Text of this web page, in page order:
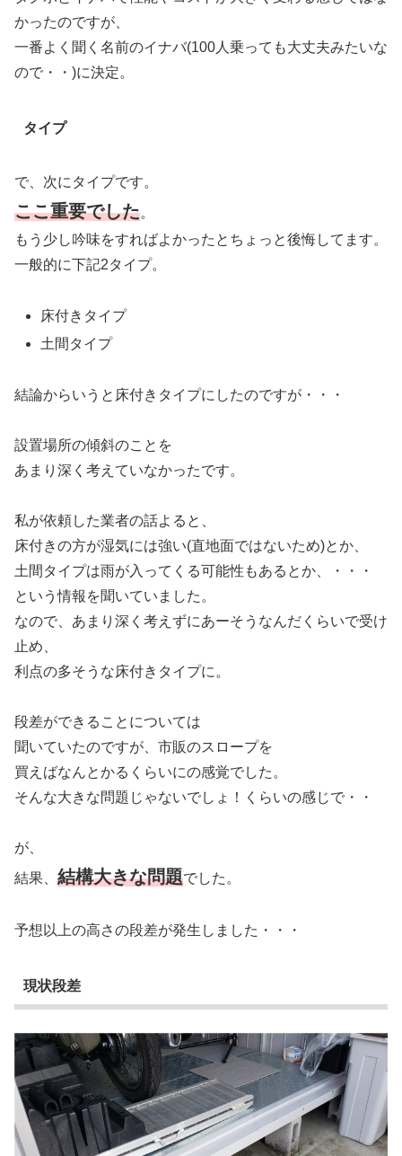
かったのですが、
一番よく聞く名前のイナバ(100人乗っても大丈夫みたいな
ので・・)に決定。
タイプ
で、次にタイプです。
ここ重要でした。
もう少し吟味をすればよかったとちょっと後悔してます。
一般的に下記2タイプ。
床付きタイプ
土間タイプ
結論からいうと床付きタイプにしたのですが・・・
設置場所の傾斜のことを
あまり深く考えていなかったです。
私が依頼した業者の話よると、
床付きの方が湿気には強い(直地面ではないため)とか、
土間タイプは雨が入ってくる可能性もあるとか、・・・
という情報を聞いていました。
なので、あまり深く考えずにあーそうなんだくらいで受け
止め、
利点の多そうな床付きタイプに。
段差ができることについては
聞いていたのですが、市販のスロープを
買えばなんとかるくらいにの感覚でした。
そんな大きな問題じゃないでしょ！くらいの感じで・・
が、
結果、 結構大きな問題でした。
予想以上の高さの段差が発生しました・・・
現状段差